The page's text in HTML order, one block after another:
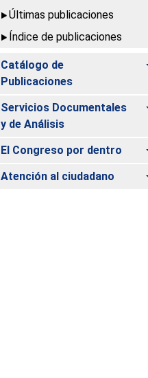
Últimas publicaciones
Índice de publicaciones
Catálogo de
Publicaciones
Servicios Documentales
y de Análisis
El Congreso por dentro
Atención al ciudadano